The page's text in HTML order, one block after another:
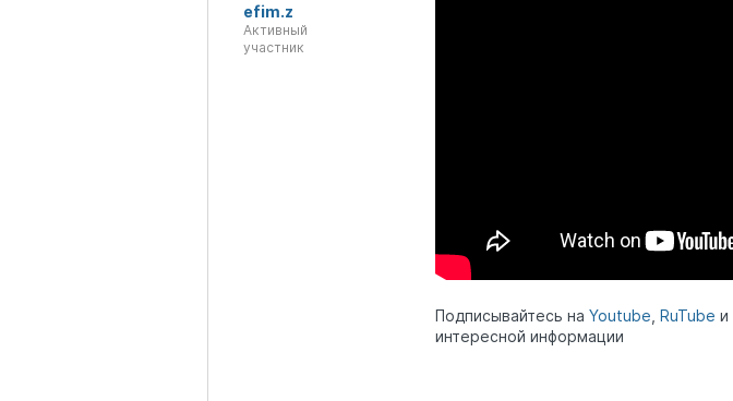
efim.z
Активный
участник
Подписывайтесь на Youtube RuTube и
интересной информации